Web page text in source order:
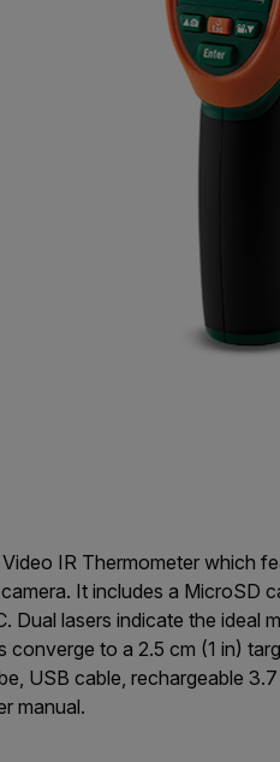
IR Thermometer which
It includes a MicroSD
lasers indicate the ideal
to a 2.5 cm (1 in)
USB cable, rechargeable
manual.